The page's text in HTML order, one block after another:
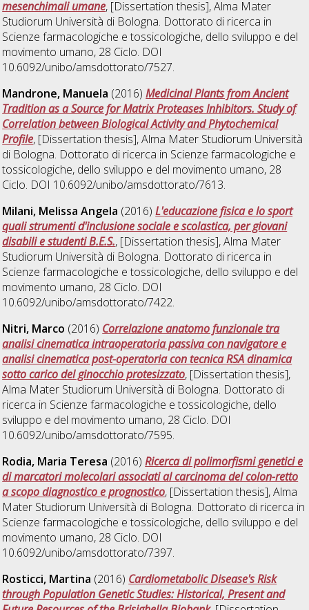
mesenchimali umane, [Dissertation thesis], Alma Mater
Studiorum Università di Bologna. Dottorato di ricerca in
Scienze farmacologiche e tossicologiche, dello sviluppo e del
movimento umano, 28 Ciclo. DOI
10.6092/unibo/amsdottorato/7527.
Mandrone, Manuela (2016)Medicinal Plants from Ancient
Tradition as a Source for Matrix Proteases Inhibitors. Study of
Correlation between Biological Activity and Phytochemical
Profile, [Dissertation thesis], Alma Mater Studiorum Università
di Bologna. Dottorato di ricerca in Scienze farmacologiche e
tossicologiche, dello sviluppo e del movimento umano, 28
Ciclo. DOI 10.6092/unibo/amsdottorato/7613.
Milani, Melissa Angela (2016)L'educazione fisica e lo sport
quali strumenti d'inclusione sociale e scolastica, per giovani
disabili e studenti B.E.S., [Dissertation thesis], Alma Mater
Studiorum Università di Bologna. Dottorato di ricerca in
Scienze farmacologiche e tossicologiche, dello sviluppo e del
movimento umano, 28 Ciclo. DOI
10.6092/unibo/amsdottorato/7422.
Nitri, Marco (2016) Correlazione anatomo funzionale tra
analisi cinematica intraoperatoria passiva con navigatore e
analisi cinematica post-operatoria con tecnica RSA dinamica
sotto carico del ginocchio protesizzato, [Dissertation thesis],
Alma Mater Studiorum Università di Bologna. Dottorato di
ricerca in Scienze farmacologiche e tossicologiche, dello
sviluppo e del movimento umano, 28 Ciclo. DOI
10.6092/unibo/amsdottorato/7595.
Rodia, Maria Teresa (2016)Ricerca di polimorfismi genetici e
di marcatori molecolari associati al carcinoma del colon-retto
a scopo diagnostico e prognostico, [Dissertation thesis], Alma
Mater Studiorum Università di Bologna. Dottorato di ricerca in
Scienze farmacologiche e tossicologiche, dello sviluppo e del
movimento umano, 28 Ciclo. DOI
10.6092/unibo/amsdottorato/7397.
Rosticci, Martina (2016) Cardiometabolic Disease's Risk
through Population Genetic Studies: Historical, Present and